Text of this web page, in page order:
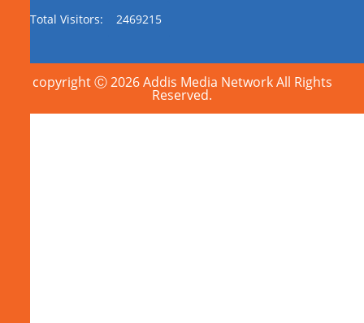
Total Visitors: 2469215
copyright Ⓒ 2026 Addis Media Network All Rights
Reserved.